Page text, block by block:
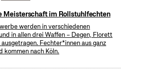
Meisterschaft im Rollstuhlfechten
werden in verschiedenen
in allen drei Waffen – Degen, Florett
Fechter*innen aus ganz
kommen nach Köln.